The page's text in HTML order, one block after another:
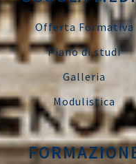
Offerta Formativa
Piano di studi
Galleria
Modulistica